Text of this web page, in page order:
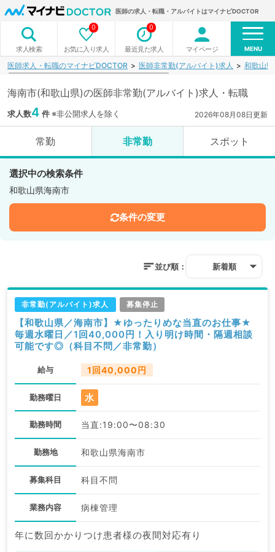
医師の求人・転職・アルバイトはマイナビDOCTOR
求人検索 お気に入り求人
0
最近見た求人
0
マイページ MENU
医師求人・転職のマイナビDOCTOR 医師非常勤(アルバイト)求人 和歌山県
海南市(和歌山県)の医師非常勤(アルバイト)求人・転職
求人数4 件※非公開求人を除く 2026年08月08日更新
常勤 非常勤 スポット
選択中の検索条件
和歌山県海南市
条件の変更
並び順： 新着順
非常勤(アルバイト)求人 募集停止
【和歌山県／海南市】★ゆったりめな当直のお仕事★
毎週水曜日／1回40,000円！入り明け時間・隔週相談
可能です◎（科目不問／非常勤）
給与 1回40,000円
勤務曜日 水
勤務時間 当直:19:00〜08:30
勤務地 和歌山県海南市
募集科目 科目不問
業務内容 病棟管理
年に数回かかりつけ患者様の夜間対応有り